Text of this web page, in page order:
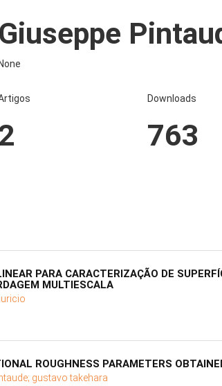
Giuseppe
None
Downloads
763
PARA CARACTERIZAÇÃO DE
MULTIESCALA
ROUGHNESS PARAMETERS
gustavo takehara